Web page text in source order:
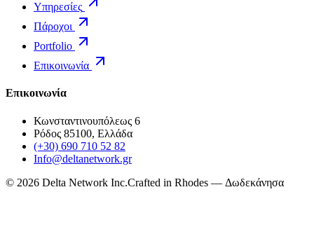
Υπηρεσίες
Πάροχοι
Portfolio
Επικοινωνία
Επικοινωνία
Κωνσταντινουπόλεως 6
Ρόδος 85100, Ελλάδα
(+30) 690 710 52 82
Info@deltanetwork.gr
© 2026 Delta Network Inc.Crafted in Rhodes — Δωδεκάνησα